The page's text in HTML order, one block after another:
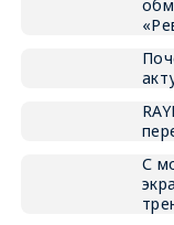
С